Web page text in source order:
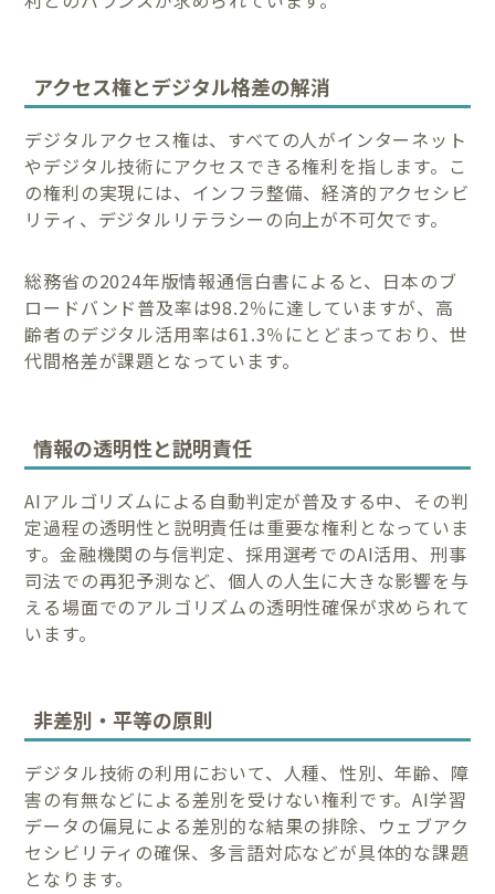
アクセス権とデジタル格差の解消
デジタルアクセス権は、すべての人がインターネット
やデジタル技術にアクセスできる権利を指します。こ
の権利の実現には、インフラ整備、経済的アクセシビ
リティ、デジタルリテラシーの向上が不可欠です。
総務省の2024年版情報通信白書によると、日本のブ
ロードバンド普及率は98.2％に達していますが、高
齢者のデジタル活用率は61.3％にとどまっており、世
代間格差が課題となっています。
情報の透明性と説明責任
AIアルゴリズムによる自動判定が普及する中、その判
定過程の透明性と説明責任は重要な権利となっていま
す。金融機関の与信判定、採用選考でのAI活用、刑事
司法での再犯予測など、個人の人生に大きな影響を与
える場面でのアルゴリズムの透明性確保が求められて
います。
非差別・平等の原則
デジタル技術の利用において、人種、性別、年齢、障
害の有無などによる差別を受けない権利です。AI学習
データの偏見による差別的な結果の排除、ウェブアク
セシビリティの確保、多言語対応などが具体的な課題
となります。